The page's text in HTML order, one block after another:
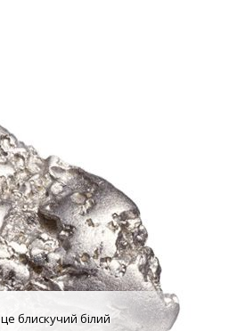
блискучий білий